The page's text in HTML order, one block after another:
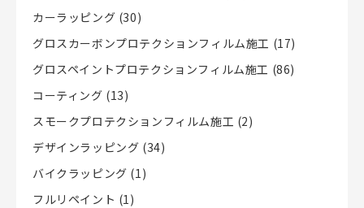
カーラッピング (30)
グロスカーボンプロテクションフィルム施工 (17)
グロスペイントプロテクションフィルム施工 (86)
コーティング (13)
スモークプロテクションフィルム施工 (2)
デザインラッピング (34)
バイクラッピング (1)
フルリペイント (1)